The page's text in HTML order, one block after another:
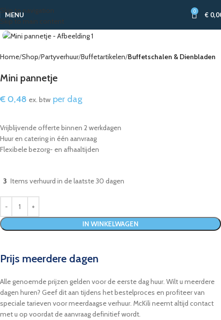
Skip to navigation
Skip to main content
MENU 0 €
Home Shop Partyverhuur Buffetartikelen Buffetschalen & Dienbladen
Mini pannetje
€ 0,48 ex. btw per dag
Vrijblijvende offerte binnen 2 werkdagen
Huur en catering in één aanvraag
Flexibele bezorg- en afhaaltijden
3 Items verhuurd in de laatste 30 dagen
IN WINKELWAGEN
Prijs meerdere dagen
Alle genoemde prijzen gelden voor de eerste dag huur. Wilt u meerdere
dagen huren? Geef dit aan tijdens het bestelproces en profiteer van
speciale tarieven voor meerdaagse verhuur. McKili neemt altijd contact
met u op voordat de aanvraag definitief wordt.